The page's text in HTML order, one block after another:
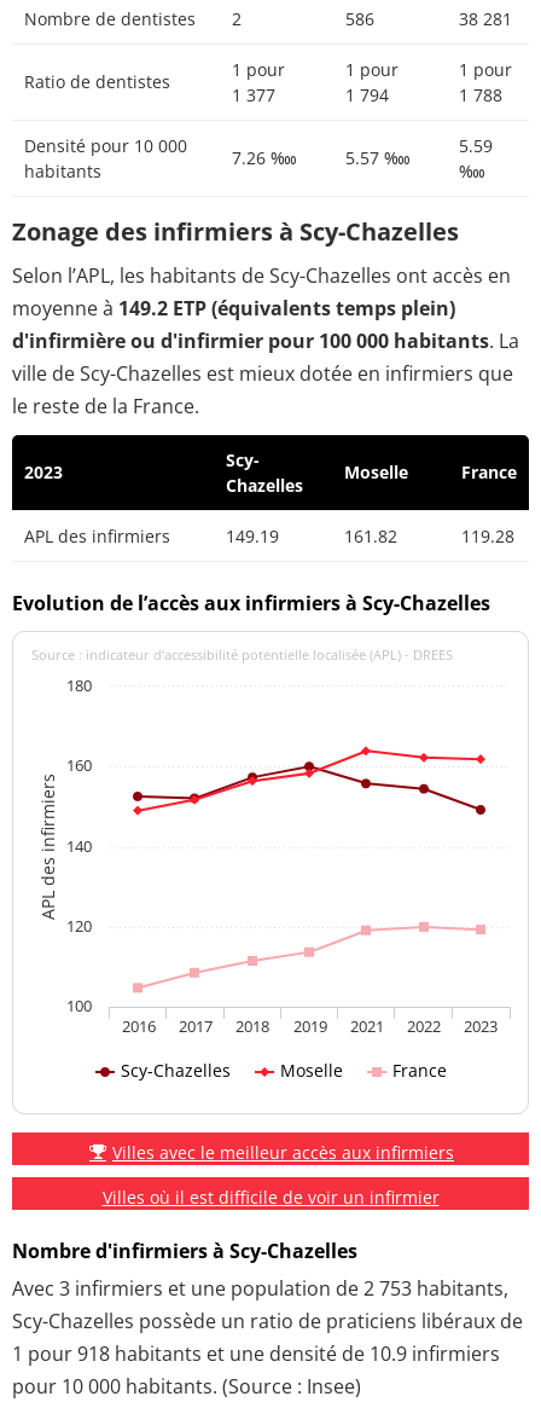
Nombre de dentistes 2 586 38 281
Ratio de dentistes
1 pour
1 377
1 pour
1 794
1 pour
1 788
Densité pour 10 000
habitants
7.26 ‱ 5.57 ‱
5.59
‱
Zonage des infirmiers à Scy-Chazelles
Selon l’APL, les habitants de Scy-Chazelles ont accès en
moyenne à 149.2 ETP (équivalents temps plein)
d'infirmière ou d'infirmier pour 100 000 habitants. La
ville de Scy-Chazelles est mieux dotée en infirmiers que
le reste de la France.
2023
Scy-
Chazelles
Moselle France
APL des infirmiers 149.19 161.82 119.28
Evolution de l’accès aux infirmiers à Scy-Chazelles
APL des infirmiers
Source : indicateur d’accessibilité potentielle localisée (APL) - DREES
Scy-Chazelles Moselle France
2016 2017 2018 2019 2021 2022 2023
100
120
140
160
180
Villes avec le meilleur accès aux infirmiers
Villes où il est difficile de voir un infirmier
Nombre d'infirmiers à Scy-Chazelles
Avec 3 infirmiers et une population de 2 753 habitants,
Scy-Chazelles possède un ratio de praticiens libéraux de
1 pour 918 habitants et une densité de 10.9 infirmiers
pour 10 000 habitants. (Source : Insee)